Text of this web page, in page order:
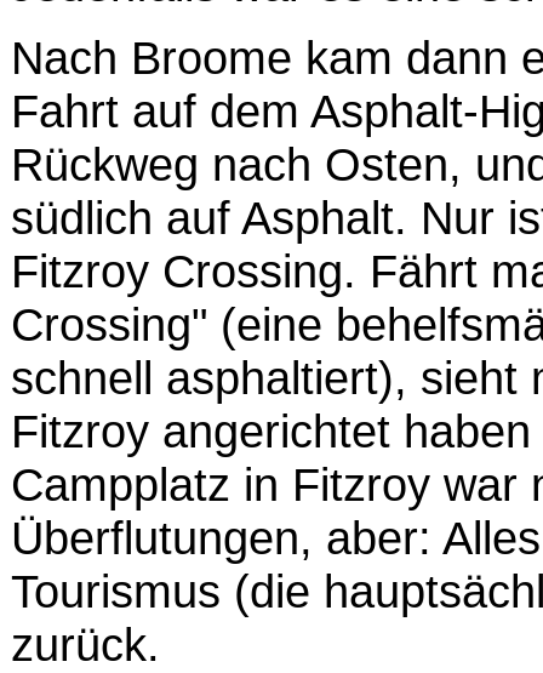
Nach Broome kam dann
Fahrt auf dem Asphalt-
Rückweg nach Osten,
südlich auf Asphalt. Nur
Fitzroy Crossing. Fährt
Crossing" (eine
schnell asphaltiert), sieht
Fitzroy angerichtet
Campplatz in Fitzroy war
Überflutungen, aber:
Tourismus (die
zurück.